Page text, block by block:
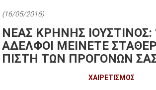
(16/05/2016)
ΝΕΑΣ ΚΡΗΝΗΣ ΙΟΥΣΤΙΝΟΣ:
ΑΔΕΛΦΟΙ ΜΕΙΝΕΤΕ
ΠΙΣΤΗ ΤΩΝ ΠΡΟΓΟΝΩΝ
ΧΑΙΡΕΤΙΣΜΟΣ